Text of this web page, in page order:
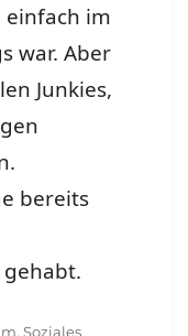
im
war. Aber
Junkies,
bereits
,Soziales